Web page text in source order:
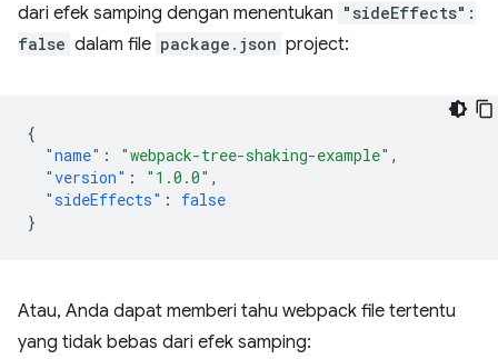
dari efek samping dengan menentukan "sideEffects":
false dalam file package.json project:
{
"name" : "webpack-tree-shaking-example" ,
"version" : "1.0.0" ,
"sideEffects" :
false
}
Atau, Anda dapat memberi tahu webpack file tertentu
yang tidak bebas dari efek samping: